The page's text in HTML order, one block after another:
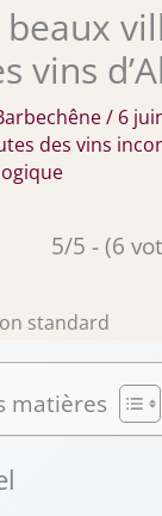
beaux
vins
/ 6
des vins
5/5 - (6
matières